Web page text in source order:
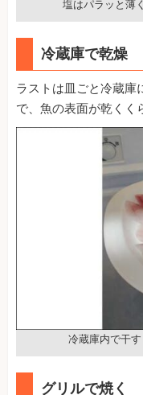
塩はパラッと薄く
冷蔵庫で乾燥
ラストは皿ごと冷蔵庫
で、魚の表面が乾くく
冷蔵庫内で干す
グリルで焼く